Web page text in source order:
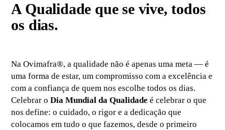
A Qualidade que se vive, todos
os dias.
Na Ovimafra®, a qualidade não é apenas uma meta — é
uma forma de estar, um compromisso com a excelência e
com a confiança de quem nos escolhe todos os dias.
Celebrar oDia Mundial da Qualidade é celebrar o que
nos define: o cuidado, o rigor e a dedicação que
colocamos em tudo o que fazemos, desde o primeiro